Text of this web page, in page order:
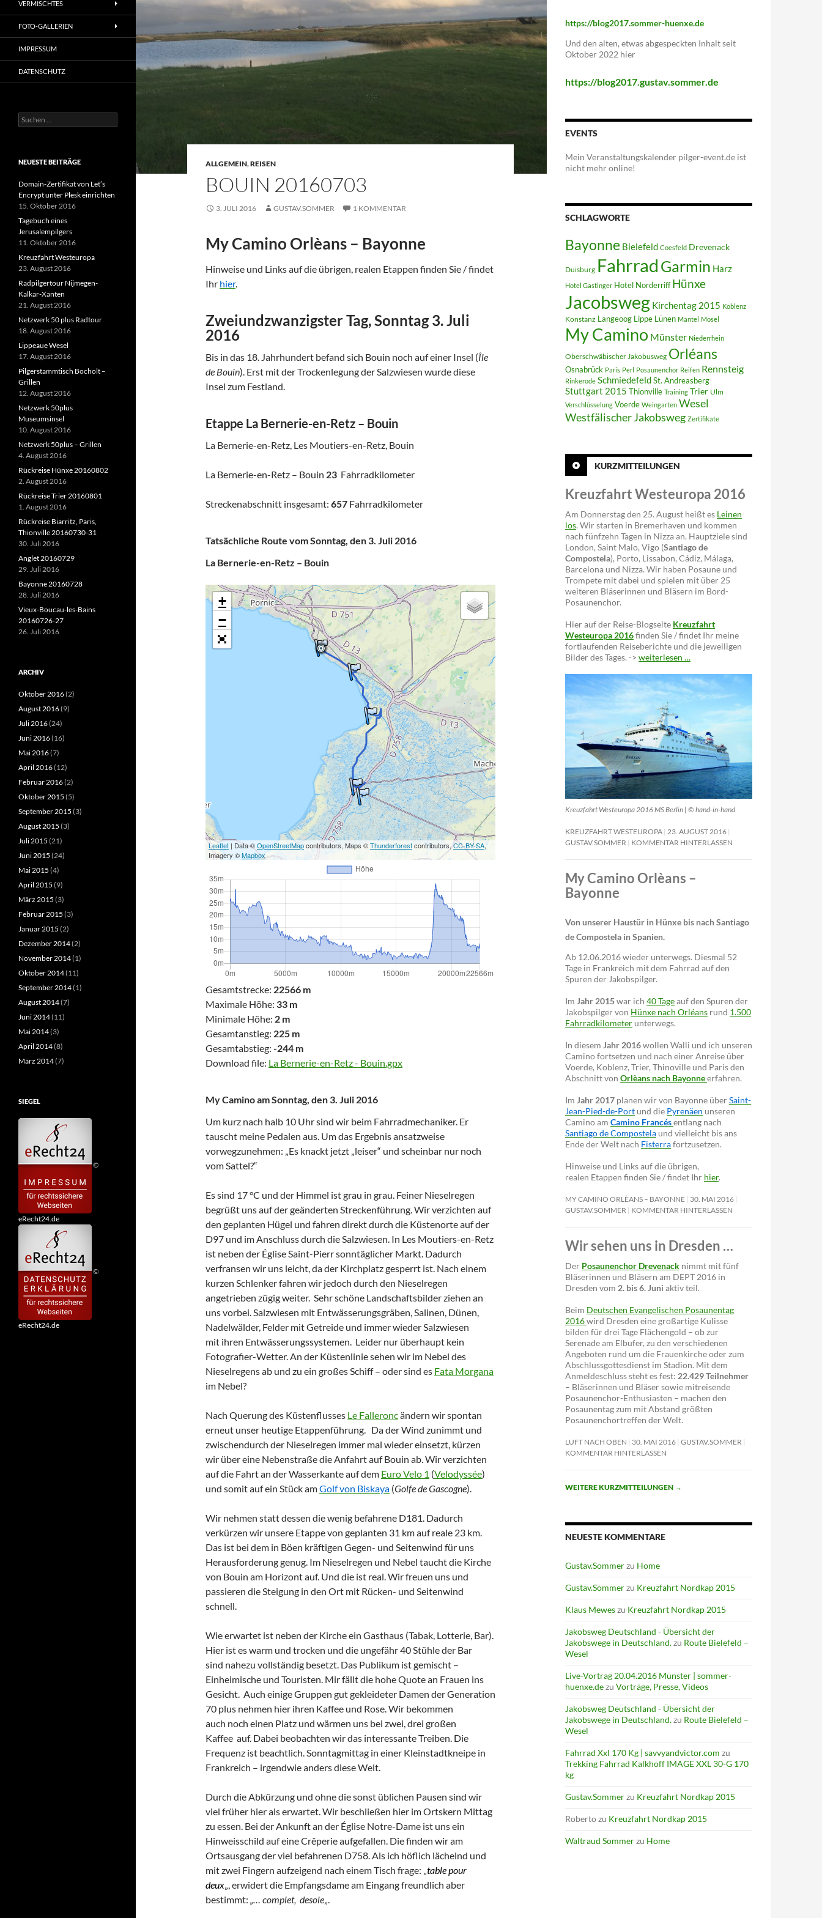
ALLGEMEIN,REISEN
BOUIN 20160703
3. JULI 2016 GUSTAV.SOMMER 1 KOMMENTAR
My Camino Orlèans – Bayonne
Hinweise und Links auf die übrigen, realen Etappen finden Sie / findet
Ihr hier.
Zweiundzwanzigster Tag, Sonntag 3. Juli
2016
Bis in das 18. Jahrhundert befand sich Bouin noch auf einer Insel (Île
de Bouin). Erst mit der Trockenlegung der Salzwiesen wurde diese
Insel zum Festland.
Etappe La Bernerie-en-Retz – Bouin
La Bernerie-en-Retz, Les Moutiers-en-Retz, Bouin
La Bernerie-en-Retz – Bouin 23 Fahrradkilometer
Streckenabschnitt insgesamt: 657 Fahrradkilometer
Tatsächliche Route vom Sonntag, den 3. Juli 2016
La Bernerie-en-Retz – Bouin
+
−
Leaflet | Data ©OpenStreetMapcontributors, Maps ©Thunderforestcontributors,CC-BY-SA,
Imagery ©Mapbox
Gesamtstrecke: 22566 m
Maximale Höhe: 33 m
Minimale Höhe: 2 m
Gesamtanstieg: 225 m
Gesamtabstieg: -244 m
Download file: La Bernerie-en-Retz - Bouin.gpx
My Camino am Sonntag, den 3. Juli 2016
Um kurz nach halb 10 Uhr sind wir beim Fahrradmechaniker. Er
tauscht meine Pedalen aus. Um das Ergebnis ansatzweise
vorwegzunehmen: „Es knackt jetzt „leiser“ und scheinbar nur noch
vom Sattel?“
Es sind 17 °C und der Himmel ist grau in grau. Feiner Nieselregen
begrüßt uns auf der geänderten Streckenführung. Wir verzichten auf
den geplanten Hügel und fahren direkt durch die Küstenorte auf der
D97 und im Anschluss durch die Salzwiesen. In Les Moutiers-en-Retz
ist neben der Église Saint-Pierr sonntäglicher Markt. Dadurch
verfransen wir uns leicht, da der Kirchplatz gesperrt ist. Nach einem
kurzen Schlenker fahren wir jedoch durch den Nieselregen
angetrieben zügig weiter. Sehr schöne Landschaftsbilder ziehen an
uns vorbei. Salzwiesen mit Entwässerungsgräben, Salinen, Dünen,
Nadelwälder, Felder mit Getreide und immer wieder Salzwiesen
mit ihren Entwässerungssystemen. Leider nur überhaupt kein
Fotografier-Wetter. An der Küstenlinie sehen wir im Nebel des
Nieselregens ab und zu ein großes Schiff – oder sind es Fata Morgana
im Nebel?
Nach Querung des Küstenflusses Le Falleroncändern wir spontan
erneut unser heutige Etappenführung. Da der Wind zunimmt und
zwischendurch der Nieselregen immer mal wieder einsetzt, kürzen
wir über eine Nebenstraße die Anfahrt auf Bouin ab. Wir verzichten
auf die Fahrt an der Wasserkante auf dem Euro Velo 1 (Velodyssée)
und somit auf ein Stück amGolf von Biskaya (Golfe de Gascogne).
Wir nehmen statt dessen die wenig befahrene D181. Dadurch
verkürzen wir unsere Etappe von geplanten 31 km auf reale 23 km.
Das ist bei dem in Böen kräftigen Gegen- und Seitenwind für uns
Herausforderung genug. Im Nieselregen und Nebel taucht die Kirche
von Bouin am Horizont auf. Und die ist real. Wir freuen uns und
passieren die Steigung in den Ort mit Rücken- und Seitenwind
schnell.
Wie erwartet ist neben der Kirche ein Gasthaus (Tabak, Lotterie, Bar).
Hier ist es warm und trocken und die ungefähr 40 Stühle der Bar
sind nahezu vollständig besetzt. Das Publikum ist gemischt –
Einheimische und Touristen. Mir fällt die hohe Quote an Frauen ins
Gesicht. Auch einige Gruppen gut gekleideter Damen der Generation
70 plus nehmen hier ihren Kaffee und Rose. Wir bekommen
auch noch einen Platz und wärmen uns bei zwei, drei großen
Kaffee auf. Dabei beobachten wir das interessante Treiben. Die
Frequenz ist beachtlich. Sonntagmittag in einer Kleinstadtkneipe in
Frankreich – irgendwie anders diese Welt.
Durch die Abkürzung und ohne die sonst üblichen Pausen sind wir
viel früher hier als erwartet. Wir beschließen hier im Ortskern Mittag
zu essen. Bei der Ankunft an der Église Notre-Dame ist uns ein
Hinweisschild auf eine Crêperie aufgefallen. Die finden wir am
Ortsausgang der viel befahrenen D758. Als ich höflich lächelnd und
mit zwei Fingern aufzeigend nach einem Tisch frage: „table pour
deux„, erwidert die Empfangsdame am Eingang freundlich aber
bestimmt: „… complet, desole„.
https://blog2017.sommer-huenxe.de
Und den alten, etwas abgespeckten Inhalt seit
Oktober 2022 hier
https://blog2017.gustav.sommer.de
EVENTS
Mein Veranstaltungskalender pilger-event.de ist
nicht mehr online!
SCHLAGWORTE
Bayonne Bielefeld Coesfeld Drevenack
Duisburg Fahrrad Garmin Harz
Hotel Gastinger Hotel Norderriff Hünxe
Jacobsweg Kirchentag 2015 Koblenz
Konstanz Langeoog Lippe Lünen Mantel Mosel
My Camino Münster Niederrhein
Oberschwäbischer Jakobusweg Orléans
Osnabrück Paris Perl Posaunenchor Reifen Rennsteig
Rinkerode Schmiedefeld St. Andreasberg
Stuttgart 2015 Thionville Training Trier Ulm
Verschlüsselung Voerde Weingarten Wesel
Westfälischer Jakobsweg Zertifikate
KURZMITTEILUNGEN
Kreuzfahrt Westeuropa 2016
Am Donnerstag den 25. August heißt es Leinen
los. Wir starten in Bremerhaven und kommen
nach fünfzehn Tagen in Nizza an. Hauptziele sind
London, Saint Malo, Vigo (Santiago de
Compostela), Porto, Lissabon, Cádiz, Málaga,
Barcelona und Nizza. Wir haben Posaune und
Trompete mit dabei und spielen mit über 25
weiteren Bläserinnen und Bläsern im Bord-
Posaunenchor.
Hier auf der Reise-Blogseite Kreuzfahrt
Westeuropa 2016finden Sie / findet Ihr meine
fortlaufenden Reiseberichte und die jeweiligen
Bilder des Tages. -> weiterlesen …
Kreuzfahrt Westeuropa 2016 MS Berlin | © hand-in-hand
KREUZFAHRT WESTEUROPA 23. AUGUST 2016
GUSTAV.SOMMER
KOMMENTAR HINTERLASSEN
My Camino Orlèans –
Bayonne
Von unserer Haustür in Hünxe bis nach Santiago
de Compostela in Spanien.
Ab 12.06.2016 wieder unterwegs. Diesmal 52
Tage in Frankreich mit dem Fahrrad auf den
Spuren der Jakobspilger.
Im Jahr 2015war ich 40 Tageauf den Spuren der
Jakobspilger von Hünxe nach Orléans rund 1.500
Fahrradkilometer unterwegs.
In diesem Jahr 2016wollen Walli und ich unseren
Camino fortsetzen und nach einer Anreise über
Voerde, Koblenz, Trier, Thinoville und Paris den
Abschnitt von Orlèans nach Bayonneerfahren.
Im Jahr 2017 planen wir von Bayonne überSaint-
Jean-Pied-de-Port und die Pyrenäen unseren
Camino am Camino Francésentlang nach
Santiago de Compostela und vielleicht bis ans
Ende der Welt nach Fisterrafortzusetzen.
Hinweise und Links auf die übrigen,
realen Etappen finden Sie / findet Ihr hier.
MY CAMINO ORLÈANS – BAYONNE 30. MAI 2016
GUSTAV.SOMMER
KOMMENTAR HINTERLASSEN
Wir sehen uns in Dresden …
Der Posaunenchor Drevenack nimmt mit fünf
Bläserinnen und Bläsern am DEPT 2016 in
Dresden vom 2. bis 6. Juni aktiv teil.
Beim Deutschen Evangelischen Posaunentag
2016wird Dresden eine großartige Kulisse
bilden für drei Tage Flächengold – ob zur
Serenade am Elbufer, zu den verschiedenen
Angeboten rund um die Frauenkirche oder zum
Abschlussgottesdienst im Stadion. Mit dem
Anmeldeschluss steht es fest: 22.429 Teilnehmer
– Bläserinnen und Bläser sowie mitreisende
Posaunenchor-Enthusiasten – machen den
Posaunentag zum mit Abstand größten
Posaunenchortreffen der Welt.
LUFT NACH OBEN 30. MAI 2016 GUSTAV.SOMMER
KOMMENTAR HINTERLASSEN
WEITERE KURZMITTEILUNGEN →
NEUESTE KOMMENTARE
Gustav.Sommerzu Home
Gustav.Sommerzu Kreuzfahrt Nordkap 2015
Klaus Meweszu Kreuzfahrt Nordkap 2015
Jakobsweg Deutschland - Übersicht der
Jakobswege in Deutschland.zu Route Bielefeld –
Wesel
Live-Vortrag 20.04.2016 Münster | sommer-
huenxe.dezu Vorträge, Presse, Videos
Jakobsweg Deutschland - Übersicht der
Jakobswege in Deutschland.zu Route Bielefeld –
Wesel
Fahrrad Xxl 170 Kg | savvyandvictor.com zu
Trekking Fahrrad Kalkhoff IMAGE XXL 30-G 170
kg
Gustav.Sommerzu Kreuzfahrt Nordkap 2015
Robertozu Kreuzfahrt Nordkap 2015
Waltraud Sommerzu Home
VERMISCHTES
FOTO-GALLERIEN
IMPRESSUM
DATENSCHUTZ
Suchen
nach:
NEUESTE BEITRÄGE
Domain-Zertifikat von Let’s
Encrypt unter Plesk einrichten
15. Oktober 2016
Tagebuch eines
Jerusalempilgers
11. Oktober 2016
Kreuzfahrt Westeuropa
23. August 2016
Radpilgertour Nijmegen-
Kalkar-Xanten
21. August 2016
Netzwerk 50 plus Radtour
18. August 2016
Lippeaue Wesel
17. August 2016
Pilgerstammtisch Bocholt –
Grillen
12. August 2016
Netzwerk 50plus
Museumsinsel
10. August 2016
Netzwerk 50plus – Grillen
4. August 2016
Rückreise Hünxe 20160802
2. August 2016
Rückreise Trier 20160801
1. August 2016
Rückreise Biarritz, Paris,
Thionville 20160730-31
30. Juli 2016
Anglet 20160729
29. Juli 2016
Bayonne 20160728
28. Juli 2016
Vieux-Boucau-les-Bains
20160726-27
26. Juli 2016
ARCHIV
Oktober 2016(2)
August 2016(9)
Juli 2016(24)
Juni 2016(16)
Mai 2016(7)
April 2016(12)
Februar 2016(2)
Oktober 2015 (5)
September 2015 (3)
August 2015 (3)
Juli 2015 (21)
Juni 2015 (24)
Mai 2015 (4)
April 2015 (9)
März 2015 (3)
Februar 2015 (3)
Januar 2015 (2)
Dezember 2014(2)
November 2014(1)
Oktober 2014(11)
September 2014(1)
August 2014(7)
Juni 2014(11)
Mai 2014(3)
April 2014(8)
März 2014(7)
SIEGEL
©
eRecht24.de
©
eRecht24.de